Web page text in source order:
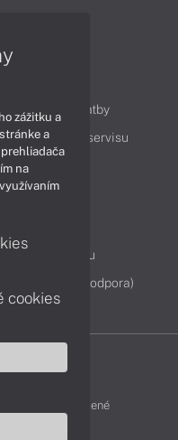
doručenia a platby
Cenník servisu
tovaru
(vzdialená podpora)
práva vyhradené
zážitku a
a
na
cookies